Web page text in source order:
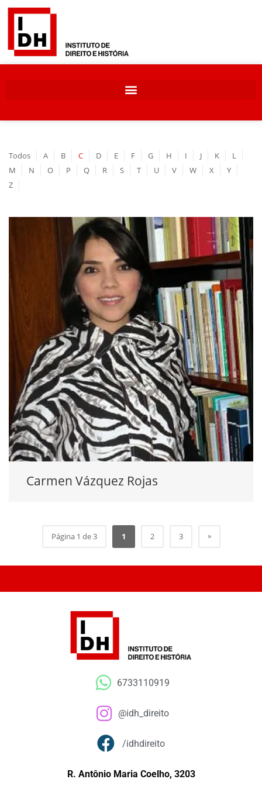
Todos A B C D E F G H I J K
L
M
N O P Q R S T U V W X
Y
Z
Carmen Vázquez Rojas
Página 1 de 3 1 2 3 »
6733110919
@idh_direito
/idhdireito
R. Antônio Maria Coelho, 3203